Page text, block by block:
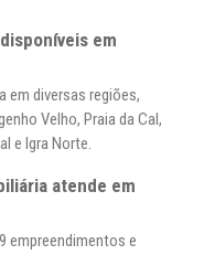
em
em diversas regiões,
Velho, Praia da Cal,
e Igra Norte.
atende em
empreendimentos e